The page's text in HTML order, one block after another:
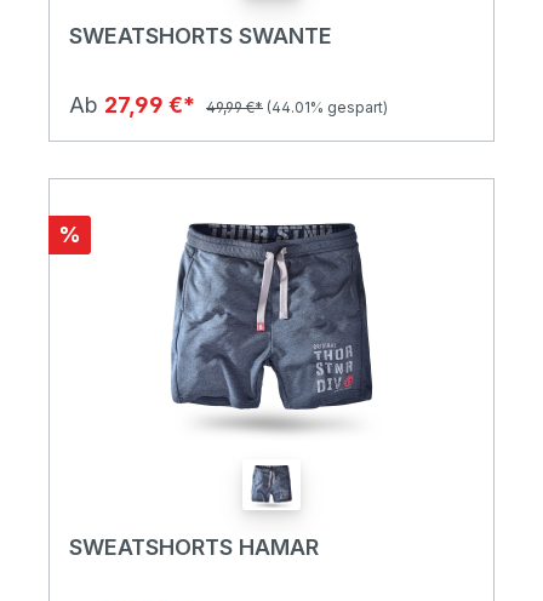
SWEATSHORTS SWANTE
Ab 27,99 €* 49,99 €* (44.01% gespart)
%
SWEATSHORTS HAMAR